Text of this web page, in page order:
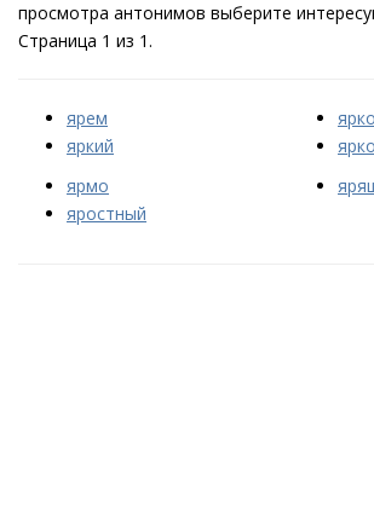
просмотра антонимов выберите
Страница 1 из 1.
ярем
яркий
ярко
ярмо
яростный